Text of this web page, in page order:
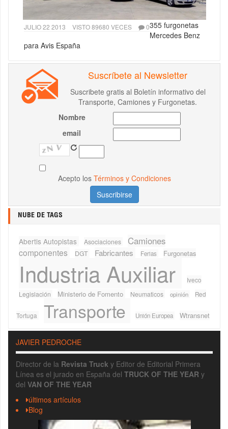
JULIO 22 2013 VISTO 89680 VECES 0355 furgonetas
Mercedes Benz
para Avis España
Suscríbete al Newsletter
Suscribete gratis al Boletín informativo del
Transporte, Camiones y Furgonetas.
Nombre
email
Acepto los Términos y Condiciones
NUBE DE TAGS
Abertis Autopistas Asociaciones Camiones
componentes DGT Fabricantes Ferias Furgonetas
Industria Auxiliar
Iveco
Legislación
Ministerio de Fomento Neumaticos opinión Red
Tortuga Transporte Unión Europea Wtransnet
JAVIER PEDROCHE
Director de la Revista Truck y Editor de Editorial Primera
Línea es el jurado en España del TRUCK OF THE YEAR y
del VAN OF THE YEAR
últimos artículos
Blog